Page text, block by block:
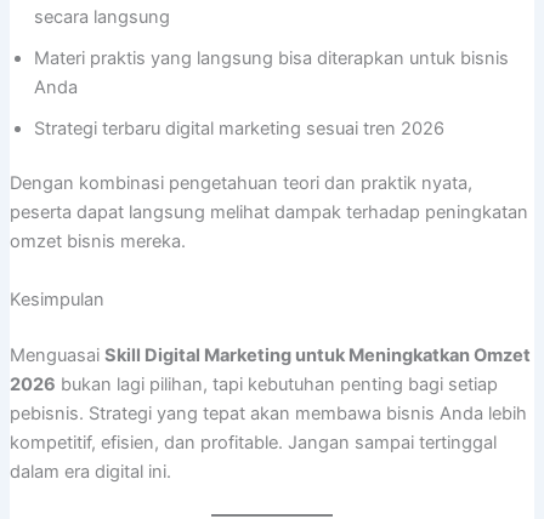
secara langsung
Materi praktis yang langsung bisa diterapkan untuk bisnis
Anda
Strategi terbaru digital marketing sesuai tren 2026
Dengan kombinasi pengetahuan teori dan praktik nyata,
peserta dapat langsung melihat dampak terhadap peningkatan
omzet bisnis mereka.
Kesimpulan
Menguasai Skill Digital Marketing untuk Meningkatkan Omzet
2026 bukan lagi pilihan, tapi kebutuhan penting bagi setiap
pebisnis. Strategi yang tepat akan membawa bisnis Anda lebih
kompetitif, efisien, dan profitable. Jangan sampai tertinggal
dalam era digital ini.